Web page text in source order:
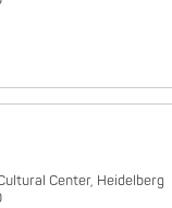
Center, Heidelberg